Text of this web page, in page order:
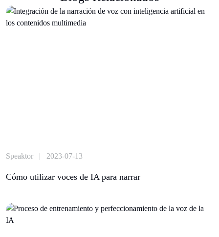
Speaktor | 2023-07-13
Cómo utilizar voces de IA para narrar